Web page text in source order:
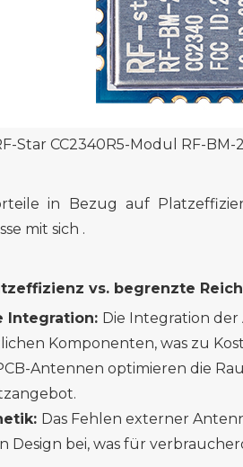
Star CC2340R5-Modul RF-BM-
in Bezug auf
mit sich .
vs. begrenzte
Integration: Die Integration
Komponenten, was zu
Antennen optimieren die
Das Fehlen externer
Design bei, was für